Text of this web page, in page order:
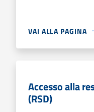
VAI ALLA PAGINA
Accesso alla
(RSD)